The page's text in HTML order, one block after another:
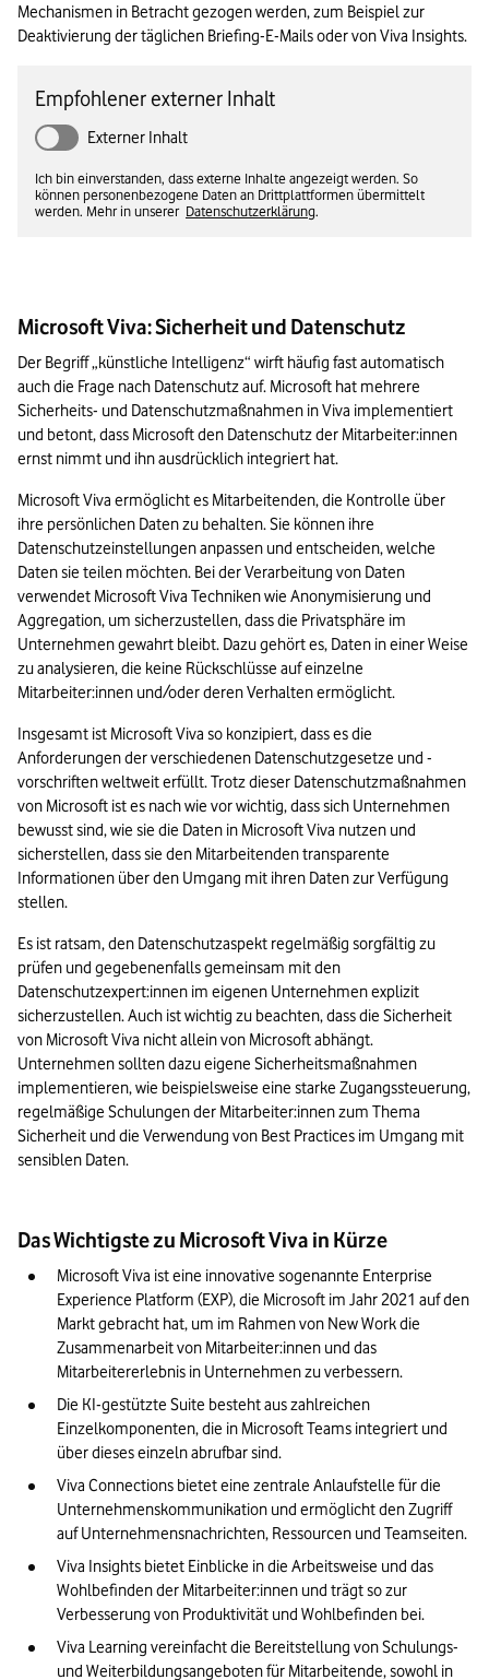
Mechanismen in Betracht gezogen werden, zum Beispiel zur
Deaktivierung der täglichen Briefing-E-Mails oder von Viva Insights.
Empfohlener externer Inhalt
Externer Inhalt
Ich bin einverstanden, dass externe Inhalte angezeigt werden. So
können personenbezogene Daten an Drittplattformen übermittelt
werden. Mehr in unserer Datenschutzerklärung.
Microsoft Viva: Sicherheit und Datenschutz
Der Begriff „künstliche Intelligenz“ wirft häufig fast automatisch
auch die Frage nach Datenschutz auf. Microsoft hat mehrere
Sicherheits- und Datenschutzmaßnahmen in Viva implementiert
und betont, dass Microsoft den Datenschutz der Mitarbeiter:innen
ernst nimmt und ihn ausdrücklich integriert hat.
Microsoft Viva ermöglicht es Mitarbeitenden, die Kontrolle über
ihre persönlichen Daten zu behalten. Sie können ihre
Datenschutzeinstellungen anpassen und entscheiden, welche
Daten sie teilen möchten. Bei der Verarbeitung von Daten
verwendet Microsoft Viva Techniken wie Anonymisierung und
Aggregation, um sicherzustellen, dass die Privatsphäre im
Unternehmen gewahrt bleibt. Dazu gehört es, Daten in einer Weise
zu analysieren, die keine Rückschlüsse auf einzelne
Mitarbeiter:innen und/oder deren Verhalten ermöglicht.
Insgesamt ist Microsoft Viva so konzipiert, dass es die
Anforderungen der verschiedenen Datenschutzgesetze und -
vorschriften weltweit erfüllt. Trotz dieser Datenschutzmaßnahmen
von Microsoft ist es nach wie vor wichtig, dass sich Unternehmen
bewusst sind, wie sie die Daten in Microsoft Viva nutzen und
sicherstellen, dass sie den Mitarbeitenden transparente
Informationen über den Umgang mit ihren Daten zur Verfügung
stellen.
Es ist ratsam, den Datenschutzaspekt regelmäßig sorgfältig zu
prüfen und gegebenenfalls gemeinsam mit den
Datenschutzexpert:innen im eigenen Unternehmen explizit
sicherzustellen. Auch ist wichtig zu beachten, dass die Sicherheit
von Microsoft Viva nicht allein von Microsoft abhängt.
Unternehmen sollten dazu eigene Sicherheitsmaßnahmen
implementieren, wie beispielsweise eine starke Zugangssteuerung,
regelmäßige Schulungen der Mitarbeiter:innen zum Thema
Sicherheit und die Verwendung von Best Practices im Umgang mit
sensiblen Daten.
Das Wichtigste zu Microsoft Viva in Kürze
Microsoft Viva ist eine innovative sogenannte Enterprise
Experience Platform (EXP), die Microsoft im Jahr 2021 auf den
Markt gebracht hat, um im Rahmen von New Work die
Zusammenarbeit von Mitarbeiter:innen und das
Mitarbeitererlebnis in Unternehmen zu verbessern.
Die KI-gestützte Suite besteht aus zahlreichen
Einzelkomponenten, die in Microsoft Teams integriert und
über dieses einzeln abrufbar sind.
Viva Connections bietet eine zentrale Anlaufstelle für die
Unternehmenskommunikation und ermöglicht den Zugriff
auf Unternehmensnachrichten, Ressourcen und Teamseiten.
Viva Insights bietet Einblicke in die Arbeitsweise und das
Wohlbefinden der Mitarbeiter:innen und trägt so zur
Verbesserung von Produktivität und Wohlbefinden bei.
Viva Learning vereinfacht die Bereitstellung von Schulungs-
und Weiterbildungsangeboten für Mitarbeitende, sowohl in